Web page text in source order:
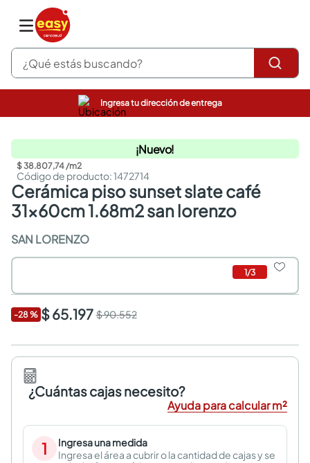
¿Qué estás buscando?
Ingresa tu dirección de entrega
¡Nuevo!
$38.807,74/m2
:1472714
cerámica piso sunset slate café
31x60cm 1.68m2 san lorenzo
SAN LORENZO
1/3
-28% $ 65.197$ 90.552
¿Cuántas cajas necesito?
Ayuda para calcular m²
1
Ingresa una medida
Ingresa el área a cubrir o la cantidad de cajas y se
pinturas
sanitarios
comedor
escritorio
pisos
comedores
neveras